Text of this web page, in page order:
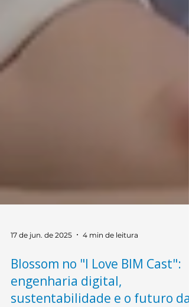
17 de jun. de 2025 4 min de leitura